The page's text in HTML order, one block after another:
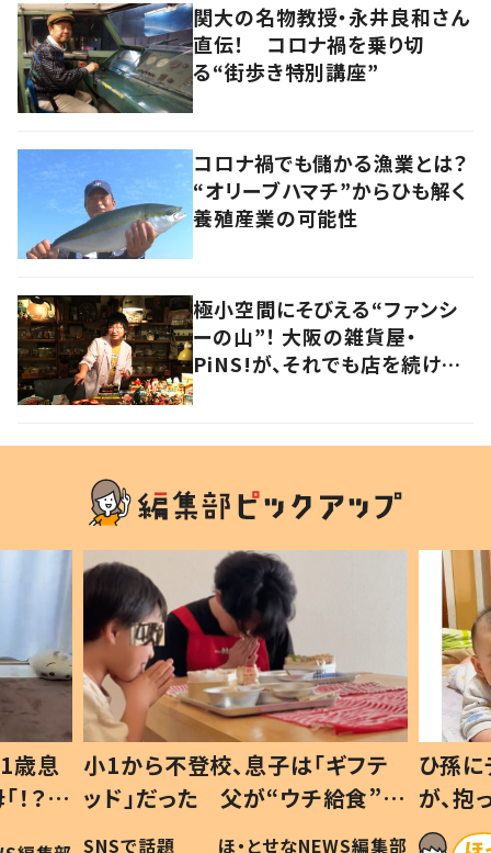
関大の名物教授・永井良和さん
直伝！ コロナ禍を乗り切
る“街歩き特別講座”
コロナ禍でも儲かる漁業とは？
“オリーブハマチ”からひも解く
養殖産業の可能性
極小空間にそびえる“ファンシ
ーの山”！ 大阪の雑貨屋・
PiNS!が、それでも店を続ける
歳息
？」
小1から不登校、息子は「ギフテ
ッド」だった 父が“ウチ給食”を
作り続ける理由とは #令和の親
SNSで話題 ほ・とせなNEWS編集部
ひ孫
が、
「涙が